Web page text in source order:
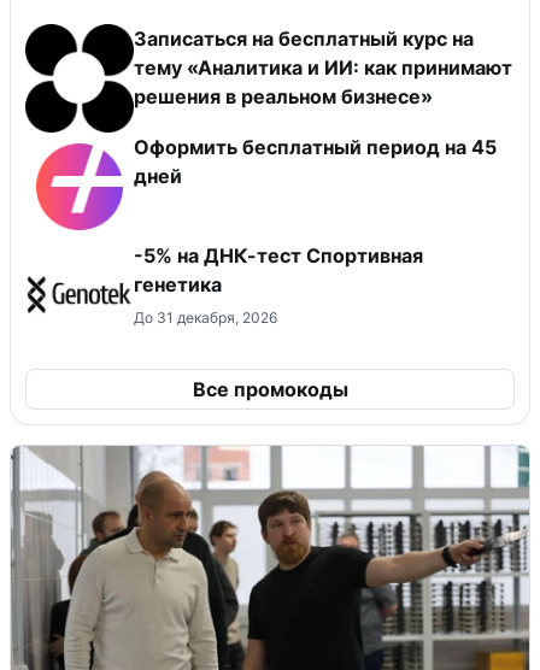
Записаться на бесплатный курс на
тему «Аналитика и ИИ: как принимают
решения в реальном бизнесе»
Оформить бесплатный период на 45
дней
-5% на ДНК-тест Спортивная
генетика
До 31 декабря, 2026
Все промокоды